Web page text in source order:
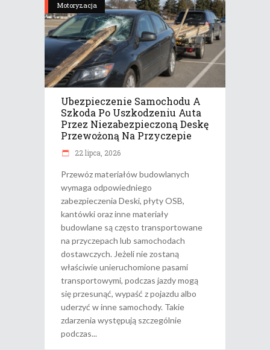
Motoryzacja
Ubezpieczenie Samochodu A
Szkoda Po Uszkodzeniu Auta
Przez Niezabezpieczoną Deskę
Przewożoną Na Przyczepie
22 lipca, 2026
Przewóz materiałów budowlanych
wymaga odpowiedniego
zabezpieczenia Deski, płyty OSB,
kantówki oraz inne materiały
budowlane są często transportowane
na przyczepach lub samochodach
dostawczych. Jeżeli nie zostaną
właściwie unieruchomione pasami
transportowymi, podczas jazdy mogą
się przesunąć, wypaść z pojazdu albo
uderzyć w inne samochody. Takie
zdarzenia występują szczególnie
podczas